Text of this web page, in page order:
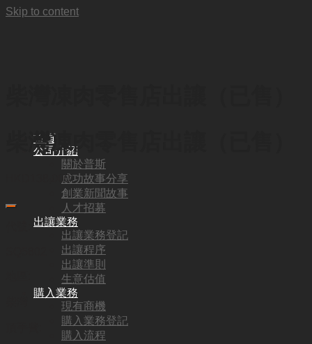
Skip to content
首頁
公司介紹
關於普斯
成功故事分享
創業新聞故事
人才招募
出讓業務
出讓業務登記
出讓程序
出讓準則
生意估值
購入業務
現有商機
購入業務登記
購入流程
柴灣凍肉零售店出讓（已售）
138,000